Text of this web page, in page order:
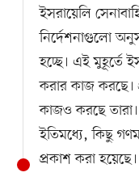
ইসরায়েলি
নির্দেশনাগুলো
হচ্ছে। এই মুহূর্তে
করার কাজ করছে।
কাজও করছে
ইতিমধ্যে, কিছু
প্রকাশ করা হয়েছে।